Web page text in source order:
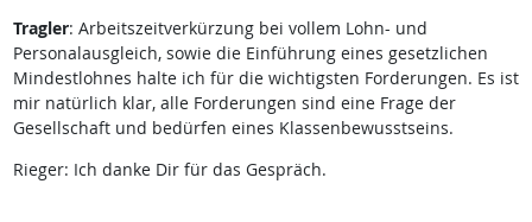
Tragler: Arbeitszeitverkürzung bei vollem Lohn- und
Personalausgleich, sowie die Einführung eines gesetzlichen
Mindestlohnes halte ich für die wichtigsten Forderungen. Es ist
mir natürlich klar, alle Forderungen sind eine Frage der
Gesellschaft und bedürfen eines Klassenbewusstseins.
Rieger: Ich danke Dir für das Gespräch.